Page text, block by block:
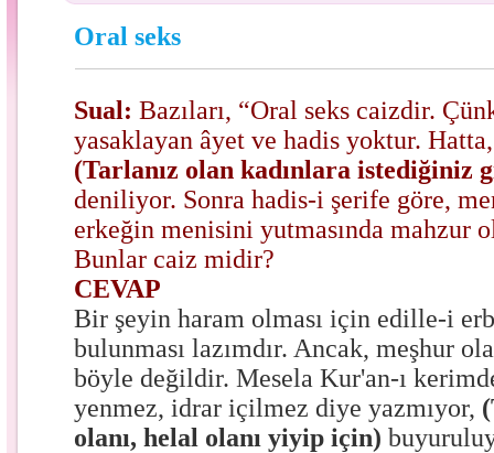
Oral seks
Sual: Bazıları, “Oral seks caizdir.
yasaklayan âyet ve hadis yoktur.
(Tarlanız olan kadınlara istediğiniz
deniliyor. Sonra hadis-i şerife göre,
erkeğin menisini yutmasında mahzur
Bunlar caiz midir?
CEVAP
Bir şeyin haram olması için edille-i
bulunması lazımdır. Ancak, meşhur
böyle değildir. Mesela Kur'an-ı
yenmez, idrar içilmez diye yazmıyor,
olanı, helal olanı yiyip için)